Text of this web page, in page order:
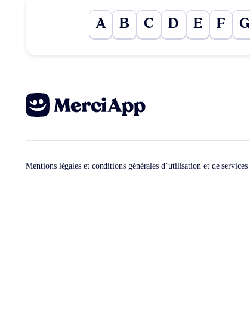
A B C D E F G
Mentions légales et conditions générales d’utilisation et de services